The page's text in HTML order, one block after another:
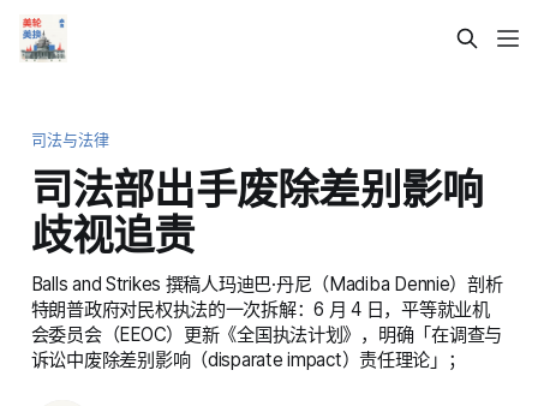
司法与法律
司法部出手废除差别影响
歧视追责
Balls and Strikes 撰稿人玛迪巴·丹尼（Madiba Dennie）剖析
特朗普政府对民权执法的一次拆解：6 月 4 日，平等就业机
会委员会（EEOC）更新《全国执法计划》，明确「在调查与
诉讼中废除差别影响（disparate impact）责任理论」；